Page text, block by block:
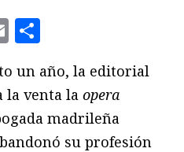
Email
un año, la editorial
la venta la opera
madrileña
su profesión